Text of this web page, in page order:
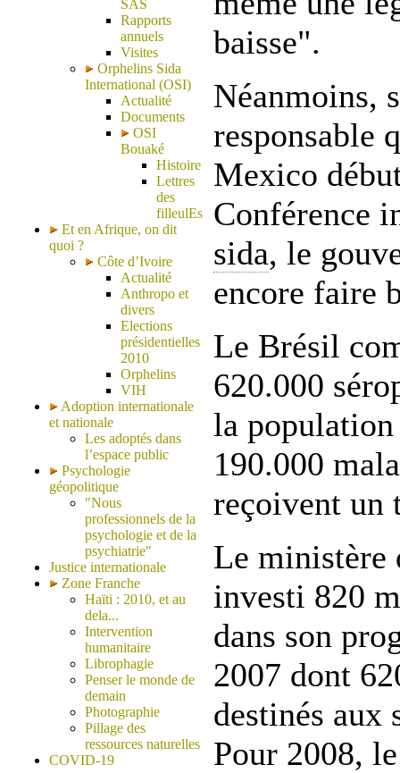
SAS
Rapports
annuels
Visites
Orphelins Sida
International (OSI)
Actualité
Documents
OSI
Bouaké
Histoire
Lettres
des
filleulEs
Et en Afrique, on dit
quoi ?
Côte d’Ivoire
Actualité
Anthropo et
divers
Elections
présidentielles
2010
Orphelins
VIH
Adoption internationale
et nationale
Les adoptés dans
l’espace public
Psychologie
géopolitique
"Nous
professionnels de la
psychologie et de la
psychiatrie"
Justice internationale
Zone Franche
Haïti : 2010, et au
dela...
Intervention
humanitaire
Librophagie
Penser le monde de
demain
Photographie
Pillage des
ressources naturelles
COVID-19
baisse".
Néanmoins,
responsable
Mexico
Conférence
sida, le
encore faire
Le Brésil
620.000
la population
190.000
reçoivent un
Le ministère
investi 820
dans son
2007 dont
destinés aux
Pour 2008,